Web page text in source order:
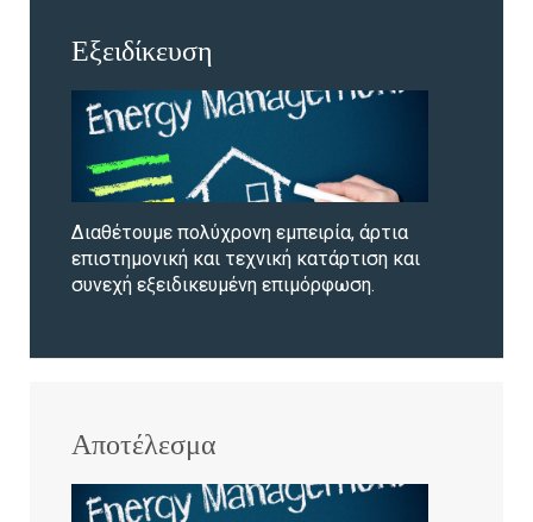
Εξειδίκευση
Διαθέτουμε πολύχρονη εμπειρία, άρτια
επιστημονική και τεχνική κατάρτιση και
συνεχή εξειδικευμένη επιμόρφωση.
Αποτέλεσμα